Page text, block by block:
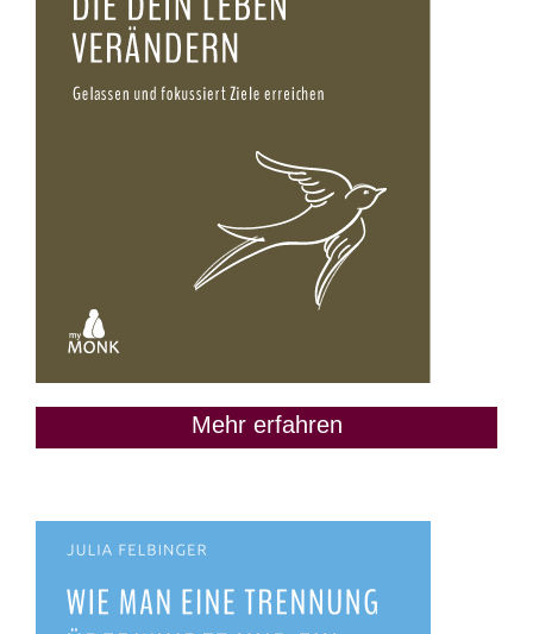
Mehr erfahren